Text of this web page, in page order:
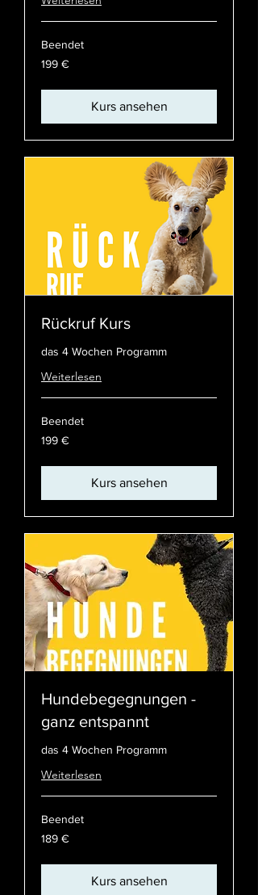
Beendet
199
Euro
199 €
Kurs ansehen
Rückruf Kurs
das 4 Wochen Programm
Weiterlesen
Beendet
199
Euro
199 €
Kurs ansehen
Hundebegegnungen -
ganz entspannt
das 4 Wochen Programm
Weiterlesen
Beendet
189
Euro
189 €
Kurs ansehen